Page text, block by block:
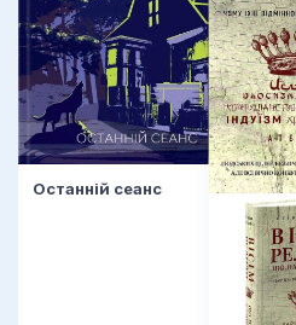
Останній сеанс